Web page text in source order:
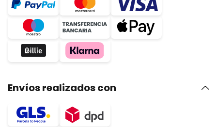
Envíos realizados con